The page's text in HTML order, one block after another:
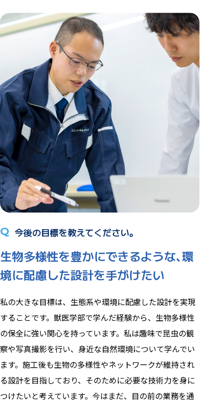
Q 今後の目標を教えてください。
生物多様性を豊かにできるような､環
境に配慮した設計を手がけたい
私の大きな目標は、生態系や環境に配慮した設計を実現
することです。獣医学部で学んだ経験から、生物多様性
の保全に強い関心を持っています。私は趣味で昆虫の観
察や写真撮影を行い、身近な自然環境について学んでい
ます。施工後も生物の多様性やネットワークが維持され
る設計を目指しており、そのために必要な技術力を身に
つけたいと考えています。今はまだ、目の前の業務を通